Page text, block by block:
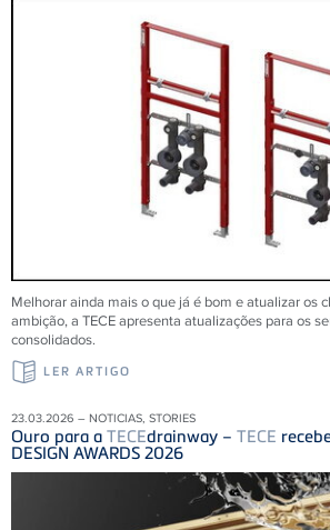
Melhorar ainda mais o que já é bom e atualizar os
ambição, a TECE apresenta atualizações para os
consolidados.
LER ARTIGO
23.03.2026 – NOTICIAS, STORIES
Ouro para a TECEdrainway – TECE
DESIGN AWARDS 2026